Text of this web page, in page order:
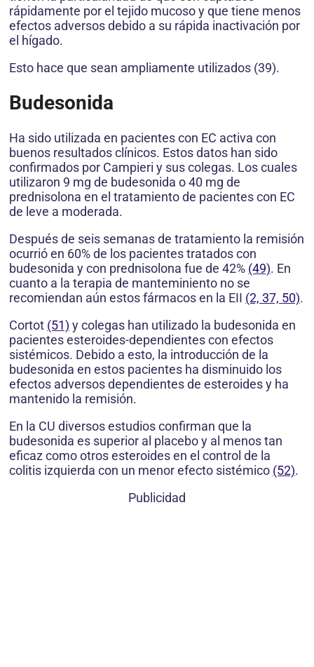
rápidamente por el tejido mucoso y que tiene menos
efectos adversos debido a su rápida inactivación por
el hígado.
Esto hace que sean ampliamente utilizados (39).
Budesonida
Ha sido utilizada en pacientes con EC activa con
buenos resultados clínicos. Estos datos han sido
confirmados por Campieri y sus colegas. Los cuales
utilizaron 9 mg de budesonida o 40 mg de
prednisolona en el tratamiento de pacientes con EC
de leve a moderada.
Después de seis semanas de tratamiento la remisión
ocurrió en 60% de los pacientes tratados con
budesonida y con prednisolona fue de 42% (49). En
cuanto a la terapia de manteminiento no se
recomiendan aún estos fármacos en la EII (2, 37, 50).
Cortot (51) y colegas han utilizado la budesonida en
pacientes esteroides-dependientes con efectos
sistémicos. Debido a esto, la introducción de la
budesonida en estos pacientes ha disminuido los
efectos adversos dependientes de esteroides y ha
mantenido la remisión.
En la CU diversos estudios confirman que la
budesonida es superior al placebo y al menos tan
eficaz como otros esteroides en el control de la
colitis izquierda con un menor efecto sistémico (52).
Publicidad